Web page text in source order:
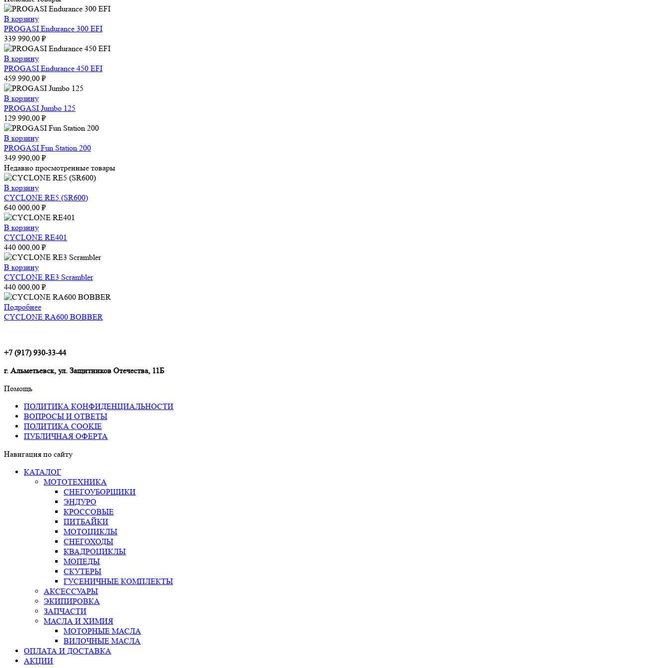
В корзину
PROGASI Endurance 300 EFI
339 990,00 ₽
В корзину
PROGASI Endurance 450 EFI
459 990,00 ₽
В корзину
PROGASI Jumbo 125
129 990,00 ₽
В корзину
PROGASI Fun Station 200
349 990,00 ₽
Недавно просмотренные товары
В корзину
CYCLONE RE5 (SR600)
640 000,00 ₽
В корзину
CYCLONE RE401
440 000,00 ₽
В корзину
CYCLONE RE3 Scrambler
440 000,00 ₽
Подробнее
CYCLONE RA600 BOBBER
+7 (917) 930-33-44
г. Альметьевск, ул. Защитников Отечества, 11Б
Помощь
ПОЛИТИКА КОНФИДЕНЦИАЛЬНОСТИ
ВОПРОСЫ И ОТВЕТЫ
ПОЛИТИКА COOKIE
ПУБЛИЧНАЯ ОФЕРТА
Навигация по сайту
КАТАЛОГ
МОТОТЕХНИКА
СНЕГОУБОРЩИКИ
ЭНДУРО
КРОССОВЫЕ
ПИТБАЙКИ
МОТОЦИКЛЫ
СНЕГОХОДЫ
КВАДРОЦИКЛЫ
МОПЕДЫ
СКУТЕРЫ
ГУСЕНИЧНЫЕ КОМПЛЕКТЫ
АКСЕССУАРЫ
ЭКИПИРОВКА
ЗАПЧАСТИ
МАСЛА И ХИМИЯ
МОТОРНЫЕ МАСЛА
ВИЛОЧНЫЕ МАСЛА
ОПЛАТА И ДОСТАВКА
АКЦИИ